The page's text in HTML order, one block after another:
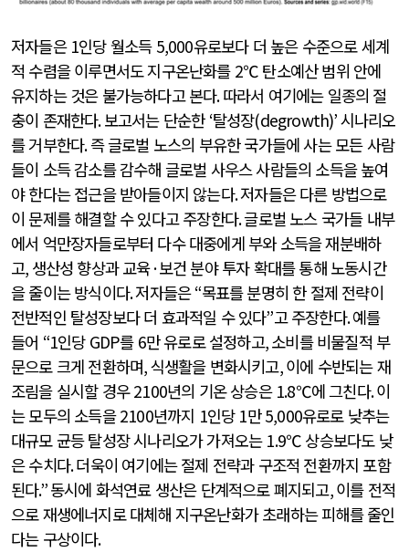
저자들은 1인당 월소득 5,000유로보다 더 높은 수준으로 세계
적 수렴을 이루면서도 지구온난화를 2℃ 탄소예산 범위 안에
유지하는 것은 불가능하다고 본다.따라서 여기에는 일종의 절
충이 존재한다.보고서는 단순한 ‘탈성장(degrowth)’시나리오
를 거부한다.즉 글로벌 노스의 부유한 국가들에 사는 모든 사람
들이 소득 감소를 감수해 글로벌 사우스 사람들의 소득을 높여
야 한다는 접근을 받아들이지 않는다.저자들은 다른 방법으로
이 문제를 해결할 수 있다고 주장한다.글로벌 노스 국가들 내부
에서 억만장자들로부터 다수 대중에게 부와 소득을 재분배하
고, 생산성 향상과 교육·보건 분야 투자 확대를 통해 노동시간
을 줄이는 방식이다.저자들은“목표를 분명히 한 절제 전략이
전반적인 탈성장보다 더 효과적일 수 있다”고 주장한다.예를
들어 “1인당 GDP를 6만 유로로 설정하고,소비를 비물질적 부
문으로 크게 전환하며,식생활을 변화시키고,이에 수반되는 재
조림을 실시할 경우2100년의 기온 상승은 1.8℃에 그친다.이
는 모두의 소득을2100년까지 1인당 1만5,000유로로 낮추는
대규모 균등 탈성장 시나리오가 가져오는 1.9℃ 상승보다도 낮
은 수치다.더욱이 여기에는 절제 전략과 구조적 전환까지 포함
된다.”동시에 화석연료 생산은 단계적으로 폐지되고,이를 전적
으로 재생에너지로 대체해 지구온난화가 초래하는 피해를 줄인
다는 구상이다.